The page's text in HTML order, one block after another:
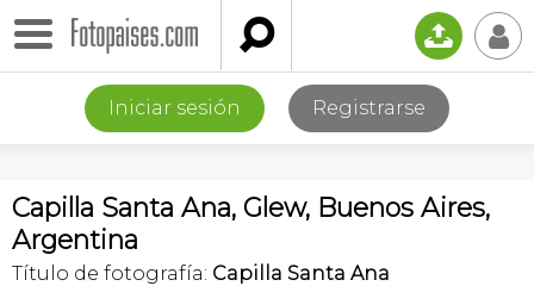
 📤 👤
Iniciar sesión Registrarse
Capilla Santa Ana, Glew, Buenos Aires,
Argentina
Título de fotografía: Capilla Santa Ana